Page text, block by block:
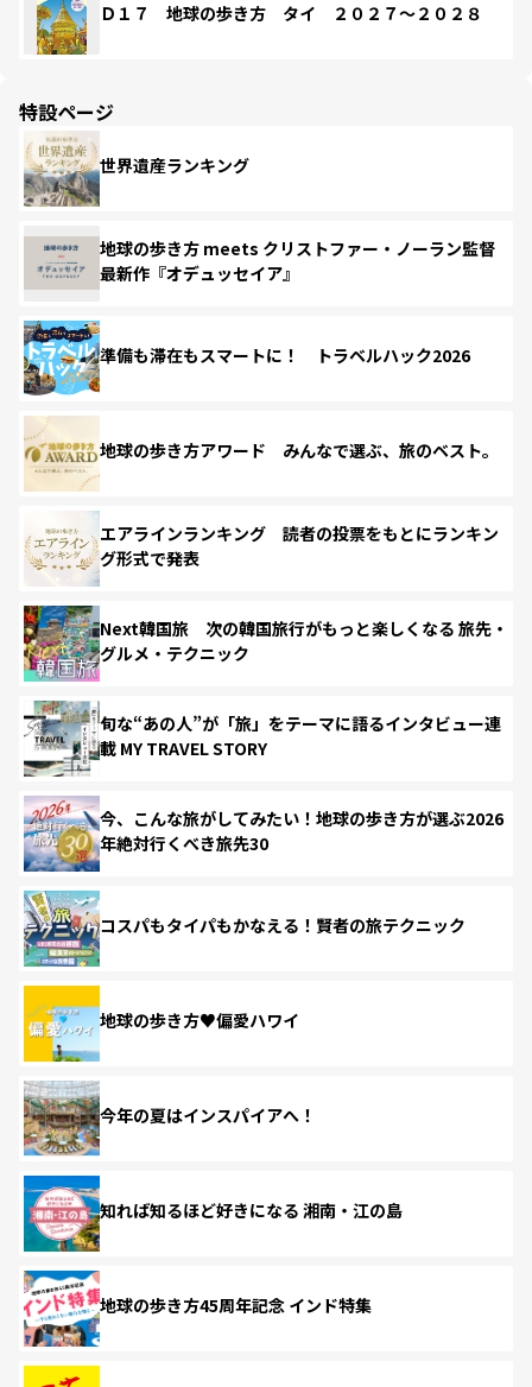
Ｄ１７ 地球の歩き方 タイ ２０２７～２０２８
特設ページ
世界遺産ランキング
地球の歩き方 meets クリストファー・ノーラン監督
最新作『オデュッセイア』
準備も滞在もスマートに！ トラベルハック2026
地球の歩き方アワード みんなで選ぶ、旅のベスト。
エアラインランキング 読者の投票をもとにランキン
グ形式で発表
Next韓国旅 次の韓国旅行がもっと楽しくなる 旅先・
グルメ・テクニック
旬な“あの人”が「旅」をテーマに語るインタビュー連
載 MY TRAVEL STORY
今、こんな旅がしてみたい！地球の歩き方が選ぶ2026
年絶対行くべき旅先30
コスパもタイパもかなえる！賢者の旅テクニック
地球の歩き方♥偏愛ハワイ
今年の夏はインスパイアへ！
知れば知るほど好きになる 湘南・江の島
地球の歩き方45周年記念 インド特集